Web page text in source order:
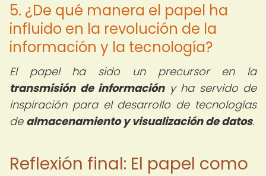
5. ¿De qué manera el papel ha
influido en la revolución de la
información y la tecnología?
El papel ha sido un precursor en la
transmisión de informacióny ha servido de
inspiración para el desarrollo de tecnologías
de almacenamiento y visualización de datos.
Reflexión final: El papel como